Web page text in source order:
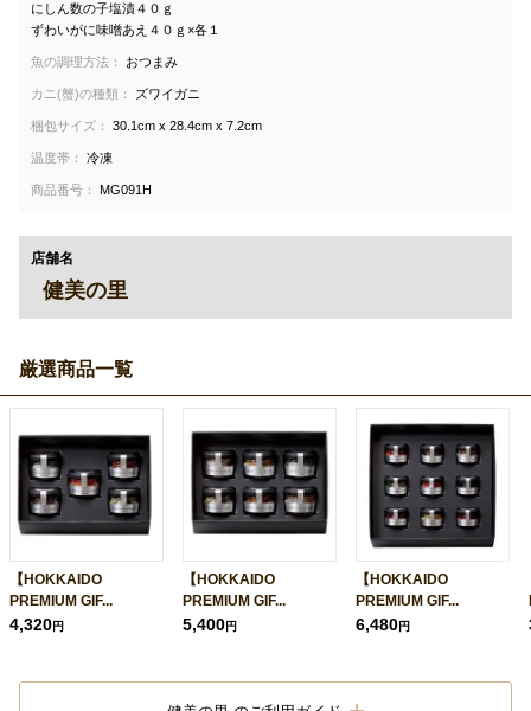
にしん数の子塩漬４０ｇ
ずわいがに味噌あえ４０ｇ×各１
魚の調理方法： おつまみ
カニ(蟹)の種類： ズワイガニ
梱包サイズ： 30.1cm x 28.4cm x 7.2cm
温度帯： 冷凍
商品番号： MG091H
店舗名
健美の里
厳選商品一覧
【HOKKAIDO
PREMIUM GIF...
4,320円
【HOKKAIDO
PREMIUM GIF...
5,400円
【HOKKAIDO
PREMIUM GIF...
6,480円